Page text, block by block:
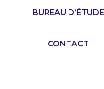
BUREAU D’ÉTUDE
CONTACT